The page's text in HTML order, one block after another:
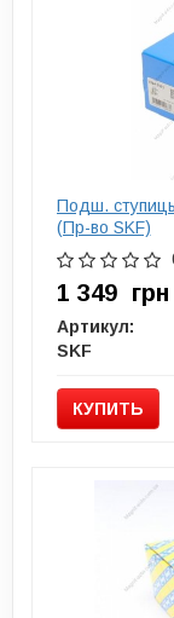
Подш.
(Пр-во SKF)
1 349 грн
Артикул:
SKF
КУПИТЬ